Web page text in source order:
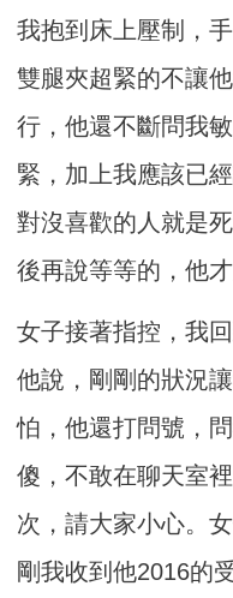
我抱到床上壓制，
雙腿夾超緊的不讓
行，他還不斷問我
緊，加上我應該已
對沒喜歡的人就是
後再說等等的，他才
女子接著指控，我
他說，剛剛的狀況
怕，他還打問號，
傻，不敢在聊天室
次，請大家小心。
剛我收到他2016的